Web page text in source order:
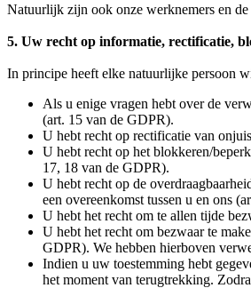
Natuurlijk zijn ook onze werknemers en
5. Uw recht op informatie, rectificatie,
In principe heeft elke natuurlijke persoon
Als u enige vragen hebt over de
(art. 15 van de GDPR).
U hebt recht op rectificatie van
U hebt recht op het blokkeren/
17, 18 van de GDPR).
U hebt recht op de
een overeenkomst tussen u en ons
U hebt het recht om te allen tijde
U hebt het recht om bezwaar te
GDPR). We hebben hierboven
Indien u uw toestemming hebt
het moment van terugtrekking.